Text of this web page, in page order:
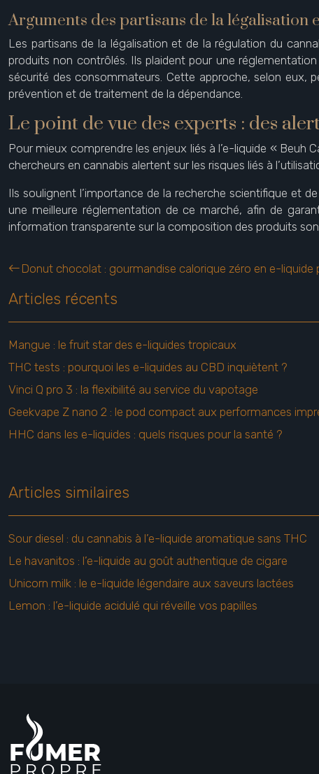
Arguments des partisans de la légalisation
Les partisans de la légalisation et de la régulation du
produits non contrôlés. Ils plaident pour une
sécurité des consommateurs. Cette approche, selon eux,
prévention et de traitement de la dépendance.
Le point de vue des experts : des
Pour mieux comprendre les enjeux liés à l’e-liquide « Beuh
chercheurs en cannabis alertent sur les risques liés à
Ils soulignent l’importance de la recherche scientifique et
une meilleure réglementation de ce marché, afin de
information transparente sur la composition des produits
Donut chocolat : gourmandise calorique zéro en e-
Articles récents
Mangue : le fruit star des e-liquides tropicaux
THC tests : pourquoi les e-liquides au CBD inquiètent ?
Vinci Q pro 3 : la flexibilité au service du vapotage
Geekvape Z nano 2 : le pod compact aux performances
HHC dans les e-liquides : quels risques pour la santé ?
Articles similaires
Sour diesel : du cannabis à l’e-liquide aromatique sans THC
Le havanitos : l’e-liquide au goût authentique de cigare
Unicorn milk : le e-liquide légendaire aux saveurs lactées
Lemon : l’e-liquide acidulé qui réveille vos papilles